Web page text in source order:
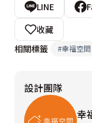
LINE
收藏
相關標籤
#幸福空
設計團隊
幸